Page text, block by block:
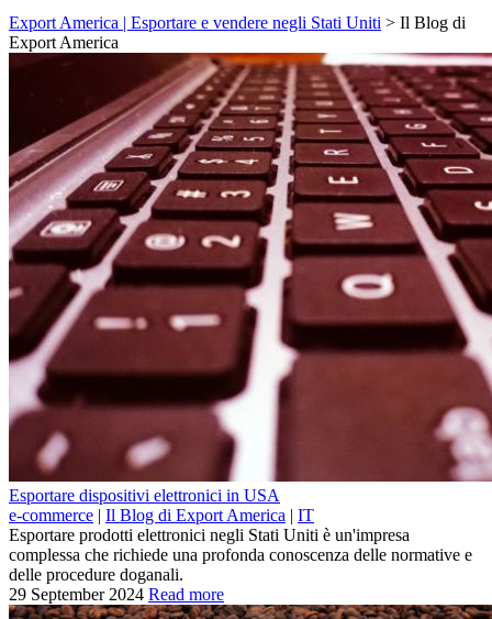
Export America | Esportare e vendere negli Stati Uniti > Il Blog di
Export America
Esportare dispositivi elettronici in USA
e-commerce | Il Blog di Export America | IT
Esportare prodotti elettronici negli Stati Uniti è un'impresa
complessa che richiede una profonda conoscenza delle normative e
delle procedure doganali.
29 September 2024 Read more